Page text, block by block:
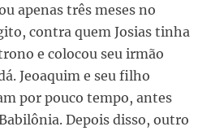
apenas três meses no
contra quem Josias tinha
e colocou seu irmão
Jeoaquim e seu filho
por pouco tempo, antes
Depois disso, outro